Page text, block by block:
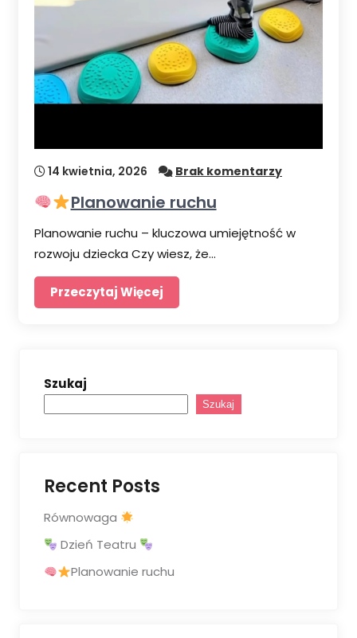
14 kwietnia, 2026 Brak komentarzy
Planowanie ruchu
Planowanie ruchu – kluczowa umiejętność w
rozwoju dziecka Czy wiesz, że…
Przeczytaj Więcej
Szukaj
Szukaj
Recent Posts
Równowaga
Dzień Teatru
Planowanie ruchu